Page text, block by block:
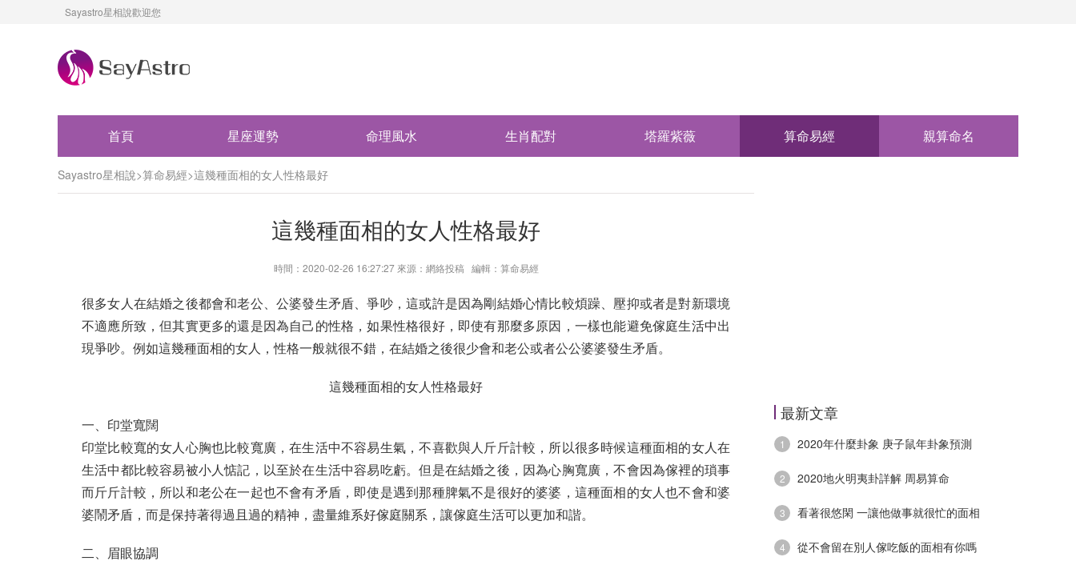
Sayastro星相說歡迎您
首頁 星座運勢 命理風水 生肖配對 塔羅紫薇 算命易經 親算命名
Sayastro星相說>算命易經>這幾種面相的女人性格最好
這幾種面相的女人性格最好
時間：2020-02-26 16:27:27 來源：網絡投稿 編輯：算命易經
很多女人在結婚之後都會和老公、公婆發生矛盾、爭吵，這或許是因為剛結婚心情比較煩躁、壓抑或者是對新環境
不適應所致，但其實更多的還是因為自己的性格，如果性格很好，即使有那麼多原因，一樣也能避免傢庭生活中出
現爭吵。例如這幾種面相的女人，性格一般就很不錯，在結婚之後很少會和老公或者公公婆婆發生矛盾。
這幾種面相的女人性格最好
一、印堂寬闊
印堂比較寬的女人心胸也比較寬廣，在生活中不容易生氣，不喜歡與人斤斤計較，所以很多時候這種面相的女人在
生活中都比較容易被小人惦記，以至於在生活中容易吃虧。但是在結婚之後，因為心胸寬廣，不會因為傢裡的瑣事
而斤斤計較，所以和老公在一起也不會有矛盾，即使是遇到那種脾氣不是很好的婆婆，這種面相的女人也不會和婆
婆鬧矛盾，而是保持著得過且過的精神，盡量維系好傢庭關系，讓傢庭生活可以更加和諧。
二、眉眼協調
最新文章
1 2020年什麼卦象 庚子鼠年卦象預測
2 2020地火明夷卦詳解 周易算命
3 看著很悠閑 一讓他做事就很忙的面相
4 從不會留在別人傢吃飯的面相有你嗎